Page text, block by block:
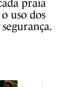
praia
uso dos